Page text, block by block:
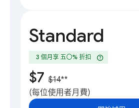
Standard
3 個月享 五〇% 折扣 help
$7 $14**
(每位使用者月費)